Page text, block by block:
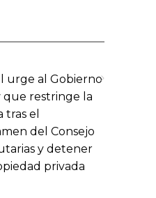
urge al Gobierno
que restringe la
tras el
del Consejo
y detener
privada